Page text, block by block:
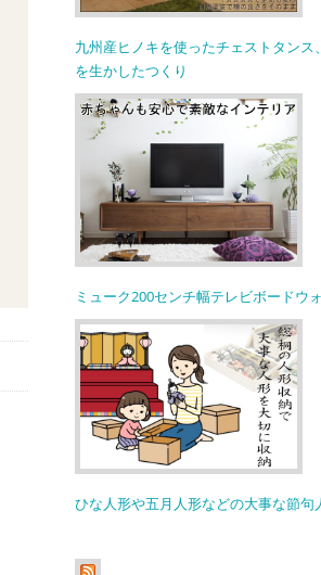
九州産ヒノキを使ったチェストタンス
を生かしたつくり
ミューク200センチ幅テレビボードウ
ひな人形や五月人形などの大事な節句